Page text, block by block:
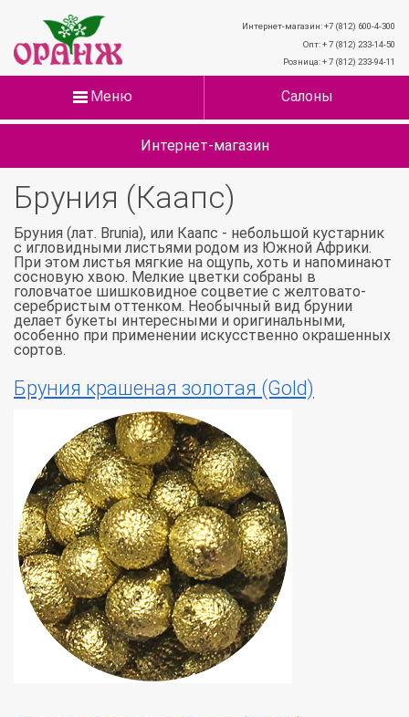
Интернет-магазин: +7 (812) 600-4-300
Опт: + 7 (812) 233-14-50
Розница: + 7 (812) 233-94-11
Меню Салоны
Интернет-магазин
Бруния (Каапс)
Бруния (лат. Brunia), или Каапс - небольшой кустарник
с игловидными листьями родом из Южной Африки.
При этом листья мягкие на ощупь, хоть и напоминают
сосновую хвою. Мелкие цветки собраны в
головчатое шишковидное соцветие с желтовато-
серебристым оттенком. Необычный вид брунии
делает букеты интересными и оригинальными,
особенно при применении искусственно окрашенных
сортов.
Бруния крашеная золотая (Gold)